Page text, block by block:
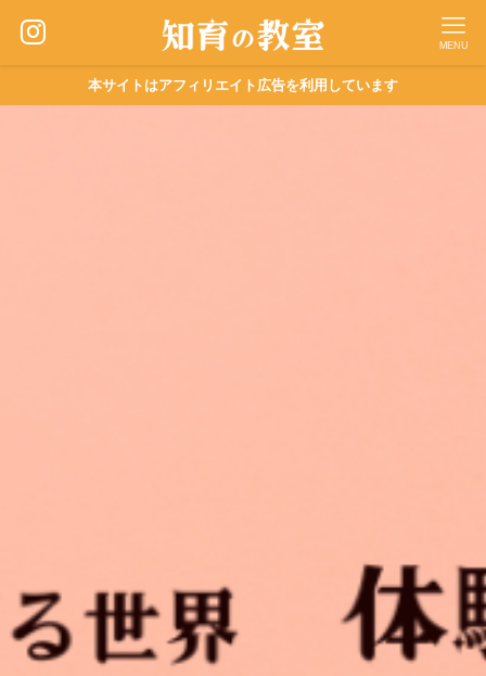
MENU
本サイトはアフィリエイト広告を利用しています